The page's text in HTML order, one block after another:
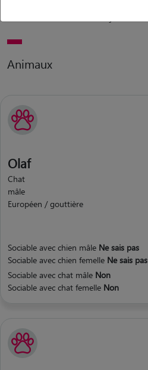
Animaux
Olaf
Chat
mâle
Européen / gouttière
Sociable avec chien mâle Ne sais pas
Sociable avec chien femelle Ne sais pas
Sociable avec chat mâle Non
Sociable avec chat femelle Non